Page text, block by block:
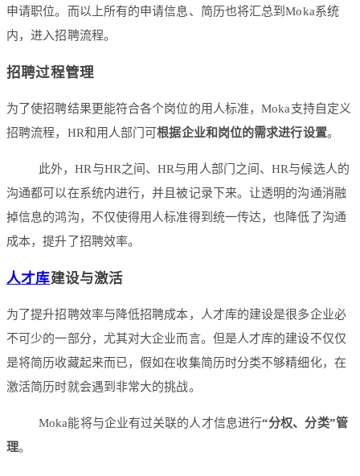
申请职位。而以上所有的申请信息、简历也将汇总到Moka系统
内，进入招聘流程。
招聘过程管理
为了使招聘结果更能符合各个岗位的用人标准，Moka支持自定义
招聘流程，HR和用人部门可根据企业和岗位的需求进行设置。
此外，HR与HR之间、HR与用人部门之间、HR与候选人的
沟通都可以在系统内进行，并且被记录下来。让透明的沟通消融
掉信息的鸿沟，不仅使得用人标准得到统一传达，也降低了沟通
成本，提升了招聘效率。
人才库建设与激活
为了提升招聘效率与降低招聘成本，人才库的建设是很多企业必
不可少的一部分，尤其对大企业而言。但是人才库的建设不仅仅
是将简历收藏起来而已，假如在收集简历时分类不够精细化，在
激活简历时就会遇到非常大的挑战。
Moka能将与企业有过关联的人才信息进行“分权、分类”管
理。